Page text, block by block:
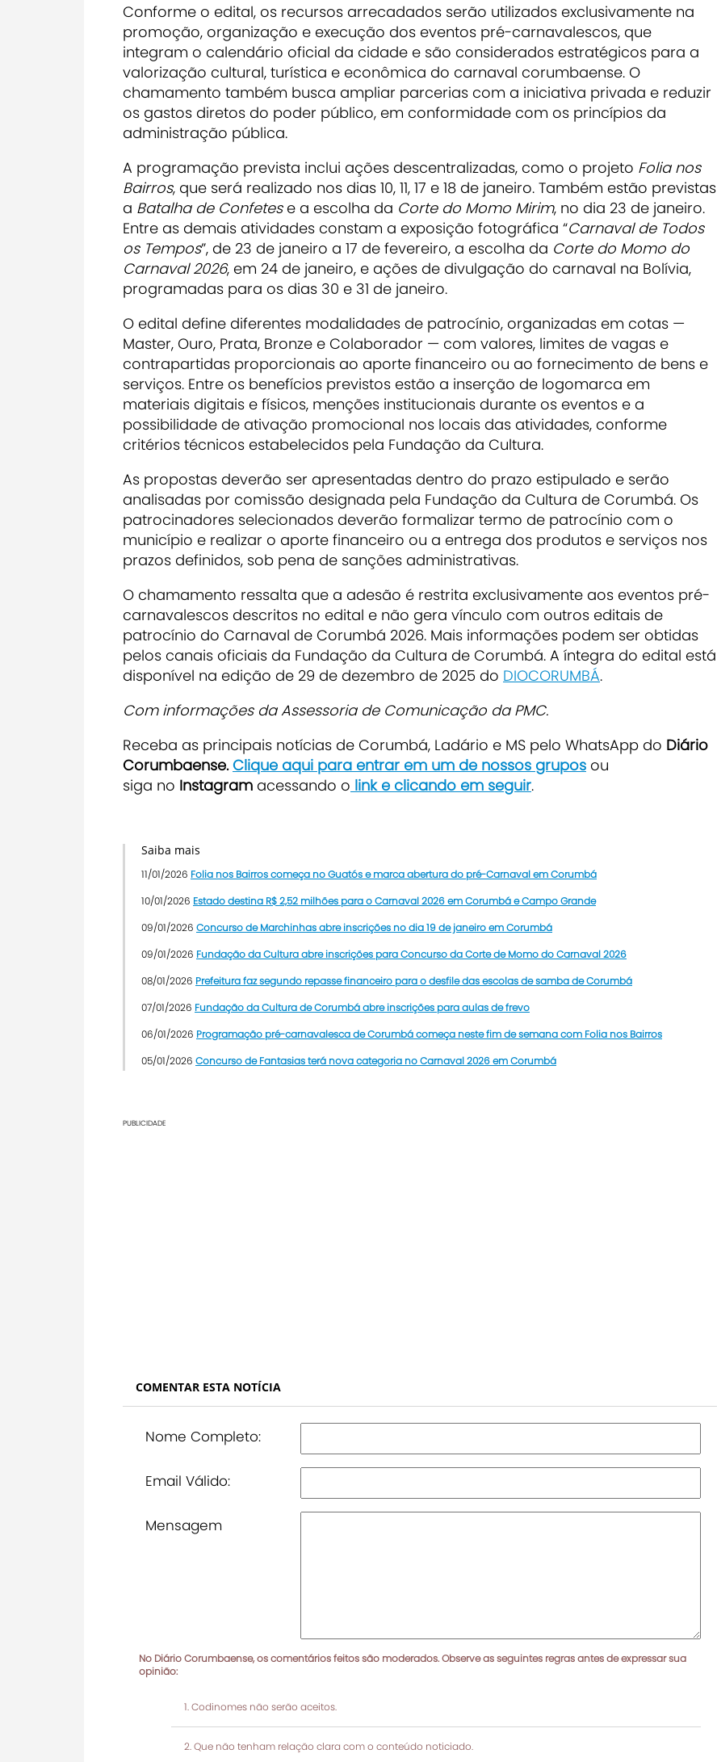
Conforme o edital, os recursos arrecadados serão utilizados exclusivamente na
promoção, organização e execução dos eventos pré-carnavalescos, que
integram o calendário oficial da cidade e são considerados estratégicos para a
valorização cultural, turística e econômica do carnaval corumbaense. O
chamamento também busca ampliar parcerias com a iniciativa privada e reduzir
os gastos diretos do poder público, em conformidade com os princípios da
administração pública.
A programação prevista inclui ações descentralizadas, como o projeto Folia nos
Bairros, que será realizado nos dias 10, 11, 17 e 18 de janeiro. Também estão previstas
a Batalha de Confetese a escolha da Corte do Momo Mirim, no dia 23 de janeiro.
Entre as demais atividades constam a exposição fotográfica “Carnaval de Todos
os Tempos”, de 23 de janeiro a 17 de fevereiro, a escolha da Corte do Momo do
Carnaval 2026, em 24 de janeiro, e ações de divulgação do carnaval na Bolívia,
programadas para os dias 30 e 31 de janeiro.
O edital define diferentes modalidades de patrocínio, organizadas em cotas —
Master, Ouro, Prata, Bronze e Colaborador — com valores, limites de vagas e
contrapartidas proporcionais ao aporte financeiro ou ao fornecimento de bens e
serviços. Entre os benefícios previstos estão a inserção de logomarca em
materiais digitais e físicos, menções institucionais durante os eventos e a
possibilidade de ativação promocional nos locais das atividades, conforme
critérios técnicos estabelecidos pela Fundação da Cultura.
As propostas deverão ser apresentadas dentro do prazo estipulado e serão
analisadas por comissão designada pela Fundação da Cultura de Corumbá. Os
patrocinadores selecionados deverão formalizar termo de patrocínio com o
município e realizar o aporte financeiro ou a entrega dos produtos e serviços nos
prazos definidos, sob pena de sanções administrativas.
O chamamento ressalta que a adesão é restrita exclusivamente aos eventos pré-
carnavalescos descritos no edital e não gera vínculo com outros editais de
patrocínio do Carnaval de Corumbá 2026. Mais informações podem ser obtidas
pelos canais oficiais da Fundação da Cultura de Corumbá. A íntegra do edital está
disponível na edição de 29 de dezembro de 2025 do DIOCORUMBÁ.
Com informações da Assessoria de Comunicação da PMC.
Receba as principais notícias de Corumbá, Ladário e MS pelo WhatsApp do Diário
Corumbaense.Clique aqui para entrar em um de nossos grupos ou
siga no Instagram acessando o link e clicando em seguir.
Saiba mais
11/01/2026 Folia nos Bairros começa no Guatós e marca abertura do pré-Carnaval em Corumbá
10/01/2026 Estado destina R$ 2,52 milhões para o Carnaval 2026 em Corumbá e Campo Grande
09/01/2026 Concurso de Marchinhas abre inscrições no dia 19 de janeiro em Corumbá
09/01/2026 Fundação da Cultura abre inscrições para Concurso da Corte de Momo do Carnaval 2026
08/01/2026 Prefeitura faz segundo repasse financeiro para o desfile das escolas de samba de Corumbá
07/01/2026 Fundação da Cultura de Corumbá abre inscrições para aulas de frevo
06/01/2026 Programação pré-carnavalesca de Corumbá começa neste fim de semana com Folia nos Bairros
05/01/2026 Concurso de Fantasias terá nova categoria no Carnaval 2026 em Corumbá
PUBLICIDADE
COMENTAR ESTA NOTÍCIA
Nome Completo:
Email Válido:
Mensagem
No Diário Corumbaense, os comentários feitos são moderados. Observe as seguintes regras antes de expressar sua
opinião:
Codinomes não serão aceitos.
Que não tenham relação clara com o conteúdo noticiado.